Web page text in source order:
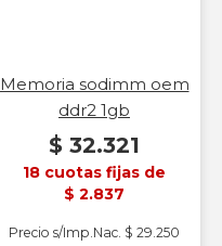
Memoria sodimm oem
ddr2 1gb
$ 32.321
18 cuotas fijas de
$ 2.837
Precio s/Imp.Nac. $ 29.250